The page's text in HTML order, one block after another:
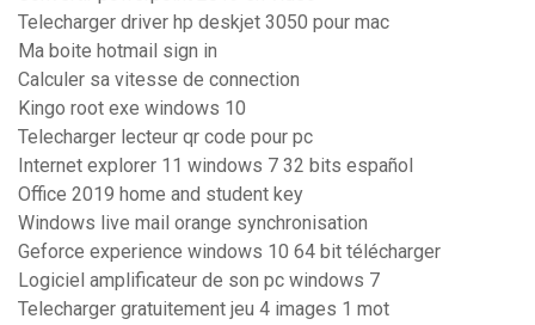
Telecharger driver hp deskjet 3050 pour mac
Ma boite hotmail sign in
Calculer sa vitesse de connection
Kingo root exe windows 10
Telecharger lecteur qr code pour pc
Internet explorer 11 windows 7 32 bits español
Office 2019 home and student key
Windows live mail orange synchronisation
Geforce experience windows 10 64 bit télécharger
Logiciel amplificateur de son pc windows 7
Telecharger gratuitement jeu 4 images 1 mot